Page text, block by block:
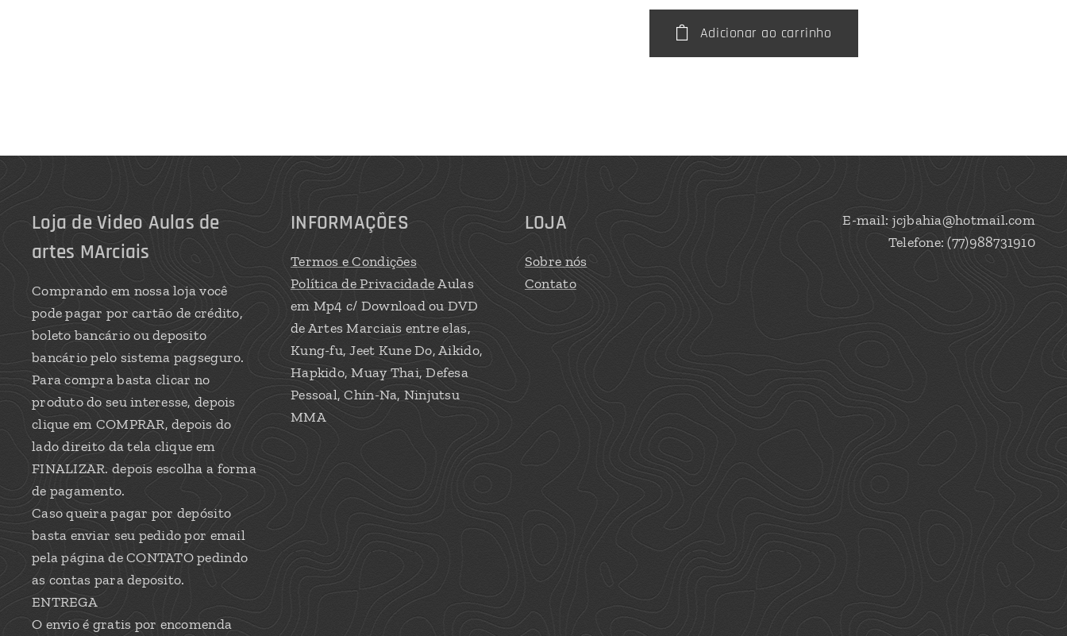
Adicionar ao carrinho
Loja de Video Aulas de
artes MArciais
Comprando em nossa loja você
pode pagar por cartão de crédito,
boleto bancário ou deposito
bancário pelo sistema pagseguro.
Para compra basta clicar no
produto do seu interesse, depois
clique em COMPRAR, depois do
lado direito da tela clique em
FINALIZAR. depois escolha a forma
de pagamento.
Caso queira pagar por depósito
basta enviar seu pedido por email
pela página de CONTATO pedindo
as contas para deposito.
ENTREGA
O envio é gratis por encomenda
INFORMAÇÕES
Termos e Condições
Política de PrivacidadeAulas
em Mp4 c/ Download ou DVD
de Artes Marciais entre elas,
Kung-fu, Jeet Kune Do, Aikido,
Hapkido, Muay Thai, Defesa
Pessoal, Chin-Na, Ninjutsu
MMA
LOJA
Sobre nós
Contato
E-mail: jcjbahia@hotmail.com
Telefone: (77)988731910